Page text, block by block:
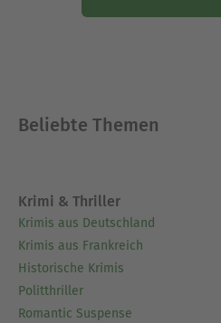
Beliebte Themen
Krimi & Thriller
Krimis aus Deutschland
Krimis aus Frankreich
Historische Krimis
Politthriller
Romantic Suspense